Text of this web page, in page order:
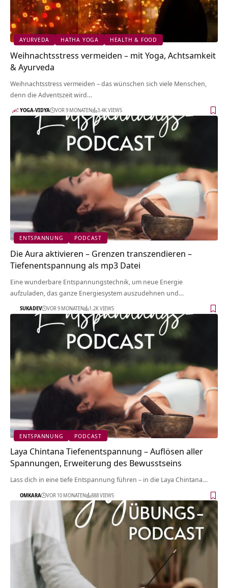
AYURVEDA HATHA YOGA HEALTH & FOOD
Weihnachtsstress vermeiden – mit Yoga, Achtsamkeit
& Ayurveda
Weihnachtsstress vermeiden – das wünschen sich viele Menschen,
denn die Adventszeit wird…
YOGA-VIDYA VOR 9 MONATEN 3.4K VIEWS
ENTSPANNUNG PODCAST
Die Aura aktivieren – Grenzen transzendieren –
Tiefenentspannung als mp3 Datei
Eine wunderbare Entspannungstechnik, um neue Energie
aufzuladen, das ganze Energiesystem auszudehnen und…
SUKADEV VOR 9 MONATEN 1.2K VIEWS
ENTSPANNUNG PODCAST
Laya Chintana Tiefenentspannung – Auflösen aller
Spannungen, Erweiterung des Bewusstseins
Lass dich in eine tiefe Entspannung führen – in die Laya Chintana…
OMKARA VOR 10 MONATEN 888 VIEWS